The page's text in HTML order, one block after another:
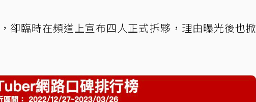
卻臨時在頻道上宣布四人正式拆夥，理由曝光後也掀